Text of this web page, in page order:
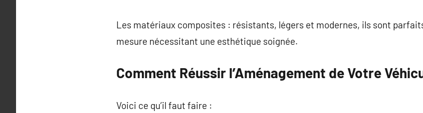
Les matériaux composites : résistants, légers et modernes, ils sont
mesure nécessitant une esthétique soignée.
Comment Réussir l’Aménagement de Votre
Voici ce qu’il faut faire :